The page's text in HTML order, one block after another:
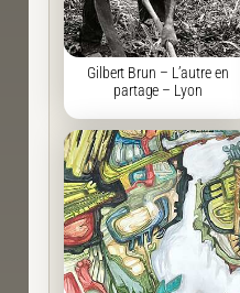
Gilbert Brun – L’autre en
partage – Lyon